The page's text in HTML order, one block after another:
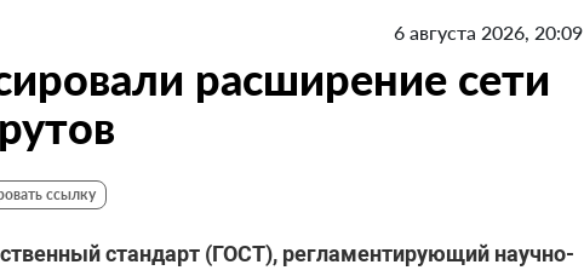
6 августа 2026, 20:09
расширение сети
ссылку
стандарт (ГОСТ), регламентирующий научно-